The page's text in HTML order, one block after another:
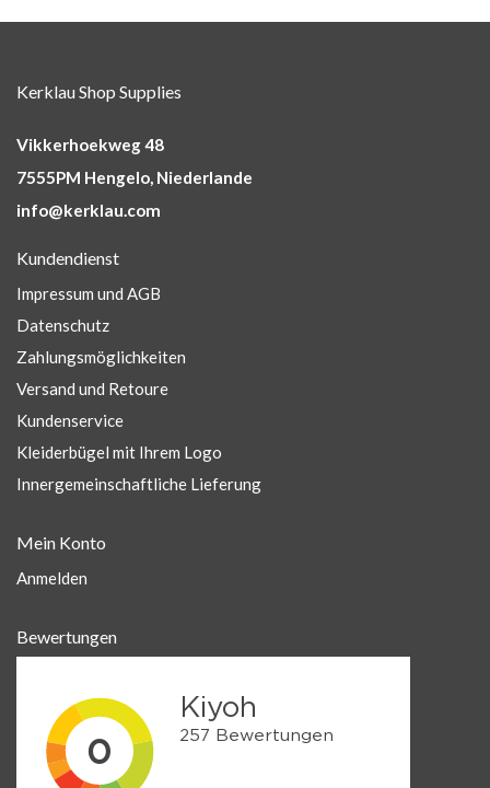
Kerklau Shop Supplies
Vikkerhoekweg 48
7555PM Hengelo, Niederlande
info@kerklau.com
Kundendienst
Impressum und AGB
Datenschutz
Zahlungsmöglichkeiten
Versand und Retoure
Kundenservice
Kleiderbügel mit Ihrem Logo
Innergemeinschaftliche Lieferung
Mein Konto
Anmelden
Bewertungen